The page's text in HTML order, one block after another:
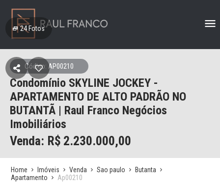
24Fotos
Código: AP00210
Condomínio SKYLINE JOCKEY -
APARTAMENTO DE ALTO PADRÃO NO
BUTANTÃ | Raul Franco Negócios
Imobiliários
Venda: R$ 2.230.000,00
Home Imóveis Venda Sao paulo
Butanta
Apartamento
Ap00210